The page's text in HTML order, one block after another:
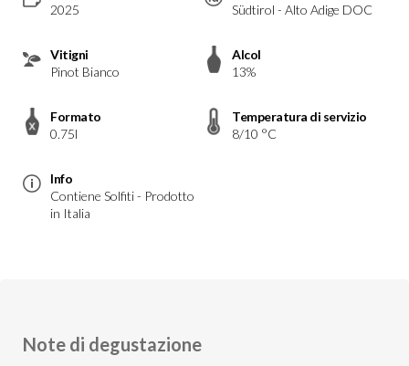
2025
Südtirol - Alto Adige DOC
Vitigni
Pinot Bianco
Alcol
13%
Formato
0.75l
Temperatura di servizio
8/10 °C
Info
Contiene Solfiti - Prodotto
in Italia
Note di degustazione